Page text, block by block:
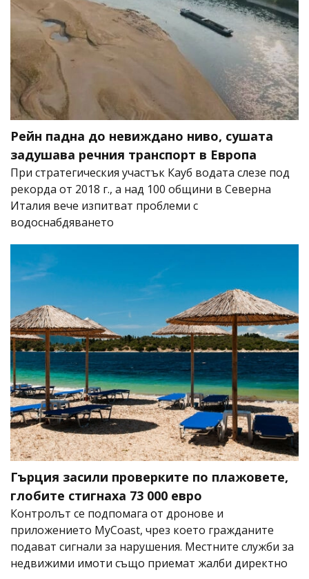
Рейн падна до невиждано ниво, сушата
задушава речния транспорт в Европа
При стратегическия участък Кауб водата слезе под
рекорда от 2018 г., а над 100 общини в Северна
Италия вече изпитват проблеми с
водоснабдяването
Гърция засили проверките по плажовете,
глобите стигнаха 73 000 евро
Контролът се подпомага от дронове и
приложението MyCoast, чрез което гражданите
подават сигнали за нарушения. Местните служби за
недвижими имоти също приемат жалби директно